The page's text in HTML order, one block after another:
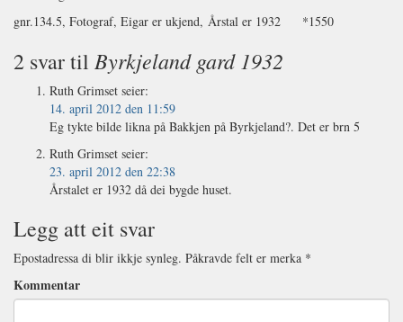
gnr.134.5, Fotograf, Eigar er ukjend, Årstal er 1932 *1550
2 svar til Byrkjeland gard 1932
Ruth Grimset seier:
14. april 2012 den 11:59
Eg tykte bilde likna på Bakkjen på Byrkjeland?. Det er brn 5
Ruth Grimset seier:
23. april 2012 den 22:38
Årstalet er 1932 då dei bygde huset.
Legg att eit svar
Epostadressa di blir ikkje synleg. Påkravde felt er merka *
Kommentar